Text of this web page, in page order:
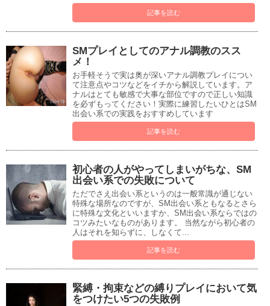
記事を読む
SMプレイとしてのアナル調教のスス
メ！
お手軽そうで実は奥が深いアナル調教プレイについ
て注意点やコツなどをイチから解説しています。ア
ナルはとても敏感で大事な部位ですので正しい知識
を必ずもってください！実際に練習したいひとはSM
出会い系での実践をおすすめしています
記事を読む
初心者の人がやってしまいがちな、SM
出会い系での失敗について
ただでさえ出会い系というのは一般常識が通じない
特殊な場所なのですが、SM出会い系ともなるとさら
に特殊な文化といいますか、SM出会い系ならではの
コツみたいなものがあります。 当然ながら初心者の
人はそれを知らずに、しなくて...
記事を読む
緊縛・拘束などの縛りプレイにおいて気
をつけたい5つの失敗例